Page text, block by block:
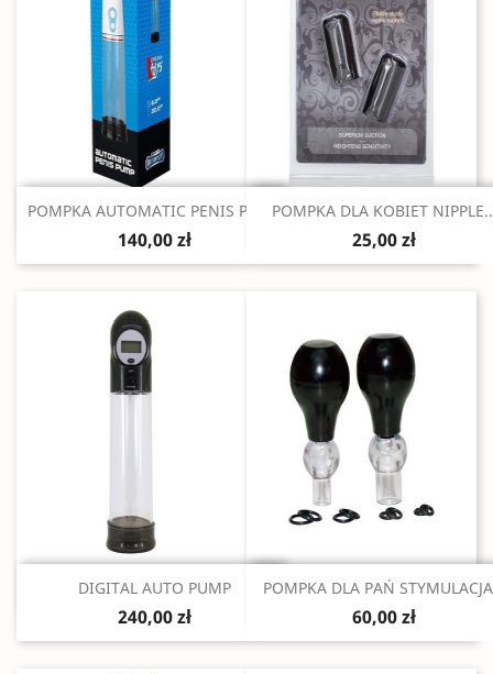
Szybki podgląd
POMPKA AUTOMATIC PENIS PUMP
140,00 zł
Szybki podgląd
POMPKA DLA KOBIET
25,00 zł
Szybki podgląd
DIGITAL AUTO PUMP
240,00 zł
 Szybki podgląd
POMPKA DLA PAŃ
60,00 zł